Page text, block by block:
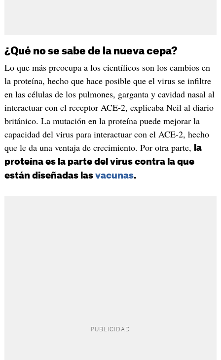
¿Qué no se sabe de la nueva cepa?
Lo que más preocupa a los científicos son los cambios en
la proteína, hecho que hace posible que el virus se infiltre
en las células de los pulmones, garganta y cavidad nasal al
interactuar con el receptor ACE-2, explicaba Neil al diario
británico. La mutación en la proteína puede mejorar la
capacidad del virus para interactuar con el ACE-2, hecho
que le da una ventaja de crecimiento. Por otra parte,
la
proteína es la parte del virus contra la que
están diseñadas las vacunas.